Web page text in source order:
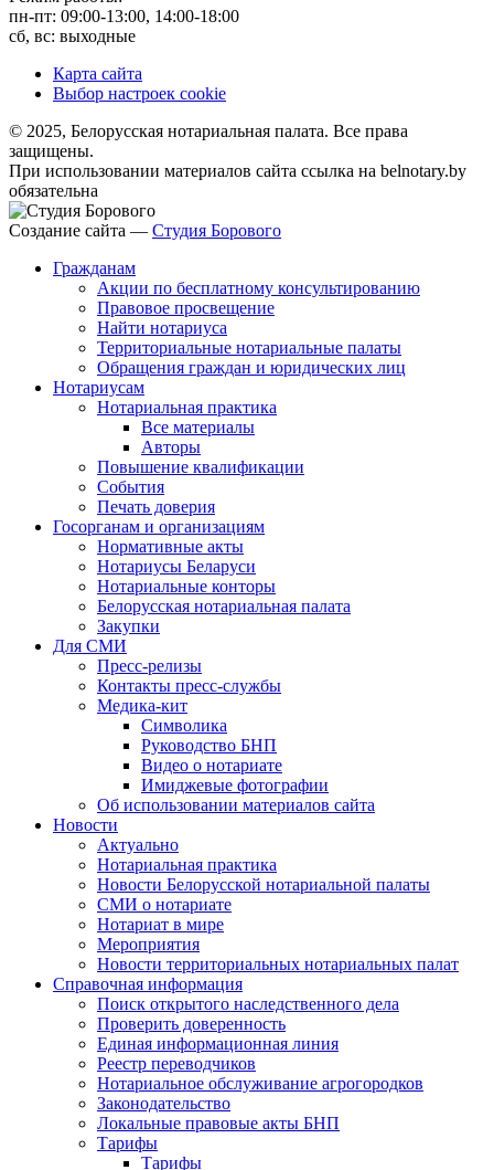
пн-пт: 09:00-13:00, 14:00-18:00
сб, вс: выходные
Карта сайта
Выбор настроек cookie
© 2025, Белорусская нотариальная палата. Все права
защищены.
При использовании материалов сайта ссылка на belnotary.by
обязательна
Создание сайта — Студия Борового
Гражданам
Акции по бесплатному консультированию
Правовое просвещение
Найти нотариуса
Территориальные нотариальные палаты
Обращения граждан и юридических лиц
Нотариусам
Нотариальная практика
Все материалы
Авторы
Повышение квалификации
События
Печать доверия
Госорганам и организациям
Нормативные акты
Нотариусы Беларуси
Нотариальные конторы
Белорусская нотариальная палата
Закупки
Для СМИ
Пресс-релизы
Контакты пресс-службы
Медика-кит
Символика
Руководство БНП
Видео о нотариате
Имиджевые фотографии
Об использовании материалов сайта
Новости
Актуально
Нотариальная практика
Новости Белорусской нотариальной палаты
СМИ о нотариате
Нотариат в мире
Мероприятия
Новости территориальных нотариальных палат
Справочная информация
Поиск открытого наследственного дела
Проверить доверенность
Единая информационная линия
Реестр переводчиков
Нотариальное обслуживание агрогородков
Законодательство
Локальные правовые акты БНП
Тарифы
Тарифы